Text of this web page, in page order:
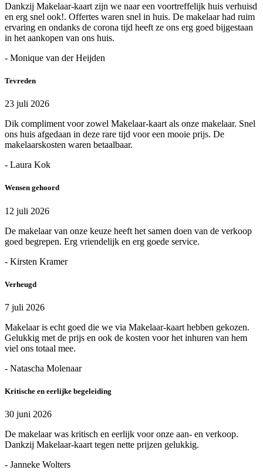
Dankzij Makelaar-kaart zijn we naar een voortreffelijk huis verhuisd
en erg snel ook!. Offertes waren snel in huis. De makelaar had ruim
ervaring en ondanks de corona tijd heeft ze ons erg goed bijgestaan
in het aankopen van ons huis.
- Monique van der Heijden
Tevreden
23 juli 2026
Dik compliment voor zowel Makelaar-kaart als onze makelaar. Snel
ons huis afgedaan in deze rare tijd voor een mooie prijs. De
makelaarskosten waren betaalbaar.
- Laura Kok
Wensen gehoord
12 juli 2026
De makelaar van onze keuze heeft het samen doen van de verkoop
goed begrepen. Erg vriendelijk en erg goede service.
- Kirsten Kramer
Verheugd
7 juli 2026
Makelaar is echt goed die we via Makelaar-kaart hebben gekozen.
Gelukkig met de prijs en ook de kosten voor het inhuren van hem
viel ons totaal mee.
- Natascha Molenaar
Kritische en eerlijke begeleiding
30 juni 2026
De makelaar was kritisch en eerlijk voor onze aan- en verkoop.
Dankzij Makelaar-kaart tegen nette prijzen gelukkig.
- Janneke Wolters